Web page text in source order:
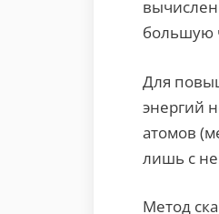
большую
Для
энергий
атомов
лишь с
Метод